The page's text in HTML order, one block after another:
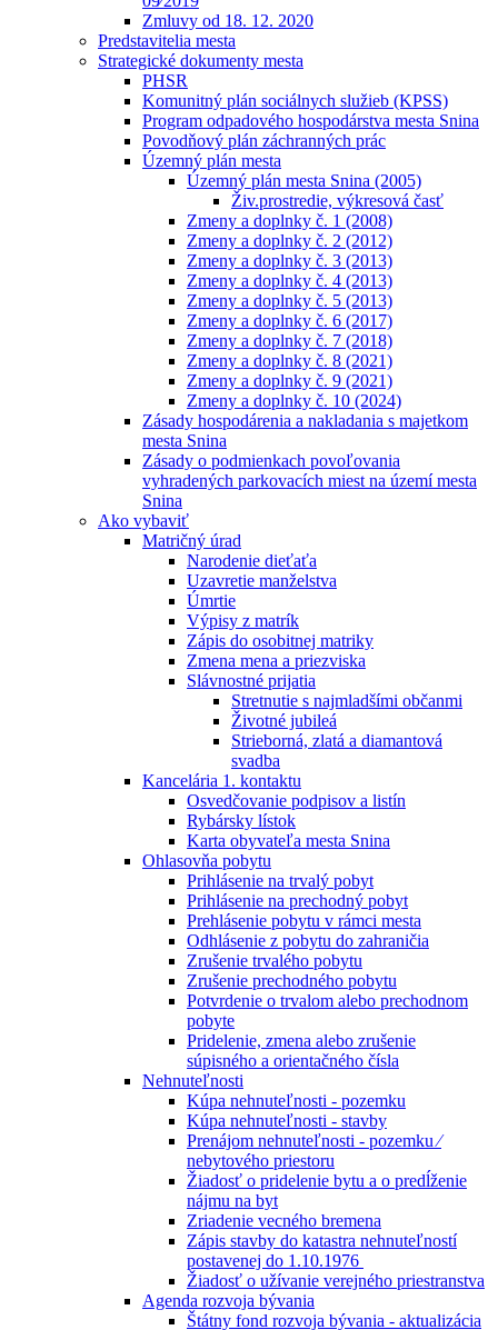
Zmluvy od 18. 12. 2020
Predstavitelia mesta
Strategické dokumenty mesta
PHSR
Komunitný plán sociálnych služieb (KPSS)
Program odpadového hospodárstva mesta Snina
Povodňový plán záchranných prác
Územný plán mesta
Územný plán mesta Snina (2005)
Živ.prostredie, výkresová časť
Zmeny a doplnky č. 1 (2008)
Zmeny a doplnky č. 2 (2012)
Zmeny a doplnky č. 3 (2013)
Zmeny a doplnky č. 4 (2013)
Zmeny a doplnky č. 5 (2013)
Zmeny a doplnky č. 6 (2017)
Zmeny a doplnky č. 7 (2018)
Zmeny a doplnky č. 8 (2021)
Zmeny a doplnky č. 9 (2021)
Zmeny a doplnky č. 10 (2024)
Zásady hospodárenia a nakladania s majetkom
mesta Snina
Zásady o podmienkach povoľovania
vyhradených parkovacích miest na území mesta
Snina
Ako vybaviť
Matričný úrad
Narodenie dieťaťa
Uzavretie manželstva
Úmrtie
Výpisy z matrík
Zápis do osobitnej matriky
Zmena mena a priezviska
Slávnostné prijatia
Stretnutie s najmladšími občanmi
Životné jubileá
Strieborná, zlatá a diamantová
svadba
Kancelária 1. kontaktu
Osvedčovanie podpisov a listín
Rybársky lístok
Karta obyvateľa mesta Snina
Ohlasovňa pobytu
Prihlásenie na trvalý pobyt
Prihlásenie na prechodný pobyt
Prehlásenie pobytu v rámci mesta
Odhlásenie z pobytu do zahraničia
Zrušenie trvalého pobytu
Zrušenie prechodného pobytu
Potvrdenie o trvalom alebo prechodnom
pobyte
Pridelenie, zmena alebo zrušenie
súpisného a orientačného čísla
Nehnuteľnosti
Kúpa nehnuteľnosti - pozemku
Kúpa nehnuteľnosti - stavby
Prenájom nehnuteľnosti - pozemku ⁄
nebytového priestoru
Žiadosť o pridelenie bytu a o predĺženie
nájmu na byt
Zriadenie vecného bremena
Zápis stavby do katastra nehnuteľností
postavenej do 1.10.1976
Žiadosť o užívanie verejného priestranstva
Agenda rozvoja bývania
Štátny fond rozvoja bývania - aktualizácia